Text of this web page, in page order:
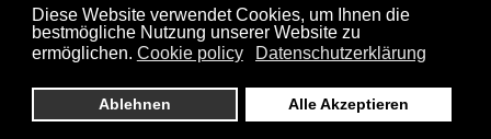
Diese Website verwendet Cookies, um Ihnen die
bestmögliche Nutzung unserer Website zu
ermöglichen. Cookie policy Datenschutzerklärung
Ablehnen Alle Akzeptieren
Mit einem am IHD entwickelten Verfahren
(Patentanmeldung DE 10 2009 047 137 A1)
können flächige und schüttfähige Materialien, wie
Werkstoffplatten, Lamellen, Furniere, Späne oder